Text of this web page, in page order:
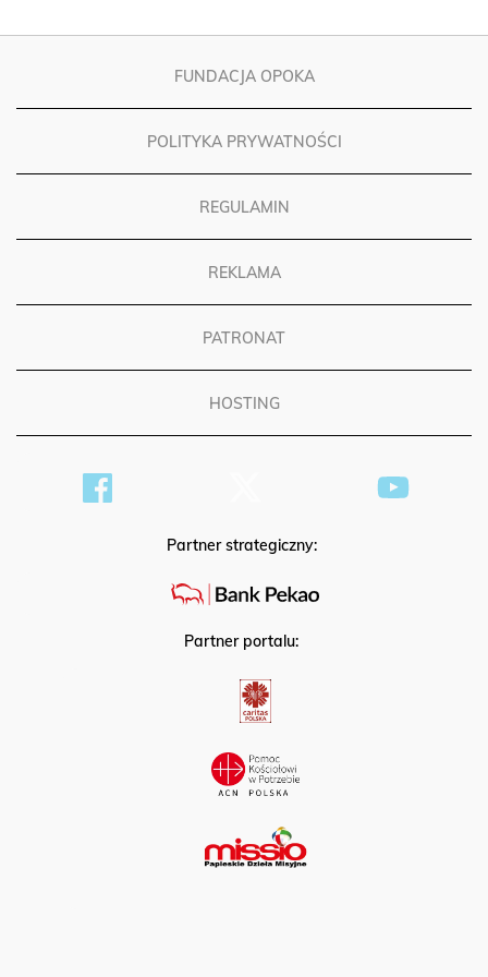
FUNDACJA OPOKA
POLITYKA PRYWATNOŚCI
REGULAMIN
REKLAMA
PATRONAT
HOSTING
Partner strategiczny:
Partner portalu: